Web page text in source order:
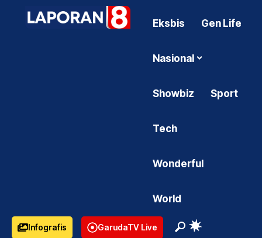
Eksbis Gen Life
Nasional
Showbiz Sport
Tech
Wonderful
World
Infografis GarudaTV Live